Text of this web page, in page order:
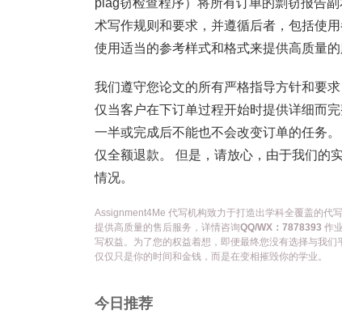
plag窃检查程序）将所有订单的剽窃报告
术写作规则和要求，并遵循后者，包括使
使用适当的参考样式和格式来提供高质量的
我们遵守您论文的所有严格指导方针和要
仅当客户在下订单过程开始时提供详细而
一半或完成后不能也不会改变订单的任务
仅全额退款。 但是，请放心，由于我们的
情况。
Assignment4Me 代写机构致力于打造出学科全覆盖的代
提供高质量的售后服务，详情咨询QQ/WX：7878393 作
写权益。为了您的权益着想，即便最终您没有选择与我
仅仅只是你的时间和金钱，而是在变相摧毁你的学业。
今日推荐